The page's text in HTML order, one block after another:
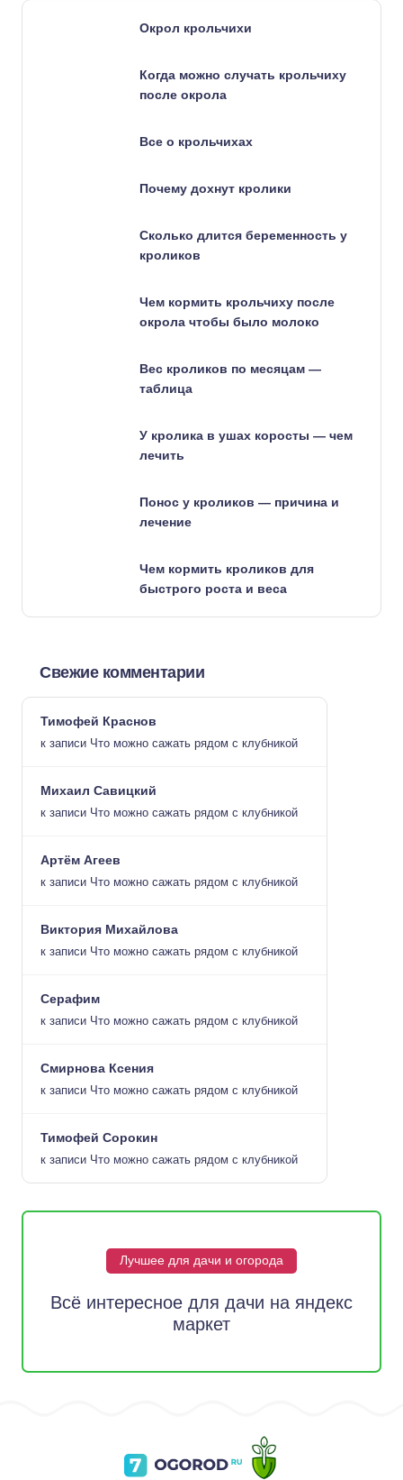
Окрол крольчихи
Когда можно случать крольчиху
после окрола
Все о крольчихах
Почему дохнут кролики
Сколько длится беременность у
кроликов
Чем кормить крольчиху после
окрола чтобы было молоко
Вес кроликов по месяцам —
таблица
У кролика в ушах коросты — чем
лечить
Понос у кроликов — причина и
лечение
Чем кормить кроликов для
быстрого роста и веса
Свежие комментарии
Тимофей Краснов
к записи Что можно сажать рядом с клубникой
Михаил Савицкий
к записи Что можно сажать рядом с клубникой
Артём Агеев
к записи Что можно сажать рядом с клубникой
Виктория Михайлова
к записи Что можно сажать рядом с клубникой
Серафим
к записи Что можно сажать рядом с клубникой
Смирнова Ксения
к записи Что можно сажать рядом с клубникой
Тимофей Сорокин
к записи Что можно сажать рядом с клубникой
Лучшее для дачи и огорода
Всё интересное для дачи на яндекс
маркет